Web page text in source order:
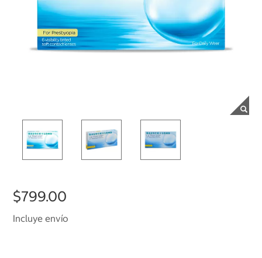
$799.00
Incluye envío